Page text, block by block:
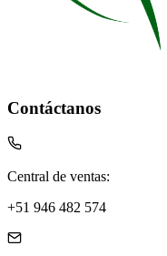
Contáctanos
Central de ventas:
+51 946 482 574